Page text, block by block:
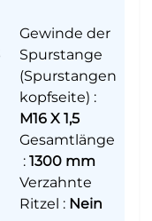
Gewinde der
Spurstange
(Spurstangen
kopfseite) :
M16 X 1,5
Gesamtlänge
: 1300 mm
Verzahnte
Ritzel : Nein